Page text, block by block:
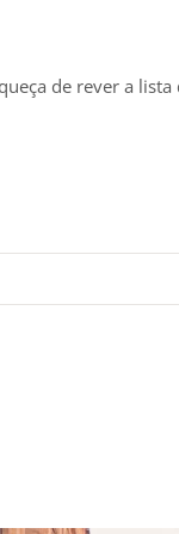
de rever a